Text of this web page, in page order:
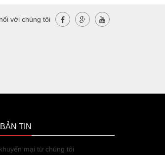
với chúng tôi
TIN
mại từ chúng tôi